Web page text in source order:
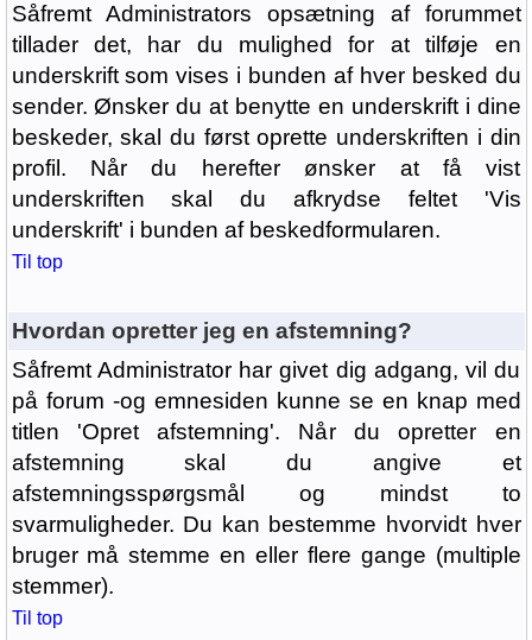
Såfremt Administrators opsætning af forummet
tillader det, har du mulighed for at tilføje en
underskrift som vises i bunden af hver besked du
sender. Ønsker du at benytte en underskrift i dine
beskeder, skal du først oprette underskriften i din
profil. Når du herefter ønsker at få vist
underskriften skal du afkrydse feltet 'Vis
underskrift' i bunden af beskedformularen.
Til top
Hvordan opretter jeg en afstemning?
Såfremt Administrator har givet dig adgang, vil du
på forum -og emnesiden kunne se en knap med
titlen 'Opret afstemning'. Når du opretter en
afstemning skal du angive et
afstemningsspørgsmål og mindst to
svarmuligheder. Du kan bestemme hvorvidt hver
bruger må stemme en eller flere gange (multiple
stemmer).
Til top